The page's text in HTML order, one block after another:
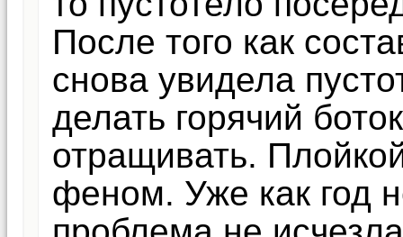
После того как
снова увидела
делать горячий
отращивать.
феном. Уже как год